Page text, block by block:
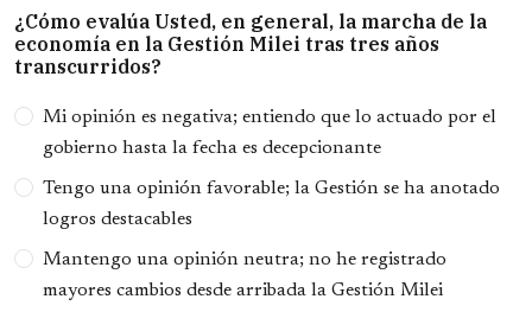
¿Cómo evalúa Usted, en general, la marcha de la
economía en la Gestión Milei tras tres años
transcurridos?
Opciones
Mi opinión es negativa; entiendo que lo actuado por el
gobierno hasta la fecha es decepcionante
Tengo una opinión favorable; la Gestión se ha anotado
logros destacables
Mantengo una opinión neutra; no he registrado
mayores cambios desde arribada la Gestión Milei